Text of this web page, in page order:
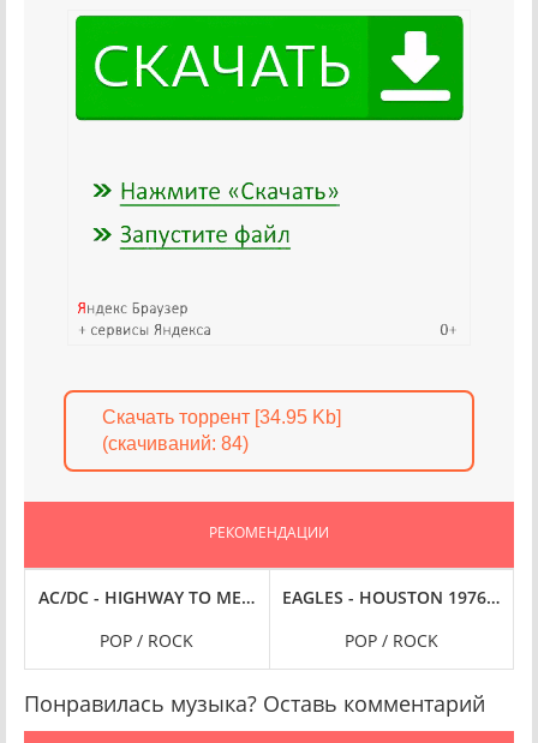
Скачать торрент [34.95 Kb]
(cкачиваний: 84)
РЕКОМЕНДАЦИИ
[REMASTERED, LIVE ON BROADCASTING] (2024) FLAC
AC/DC - HIGHWAY TO MELBOURNE 1988 [REMASTERED, LIVE
POP / ROCK
EAGLES - HOUSTON 1976
POP / ROCK
Понравилась музыка? Оставь комментарий